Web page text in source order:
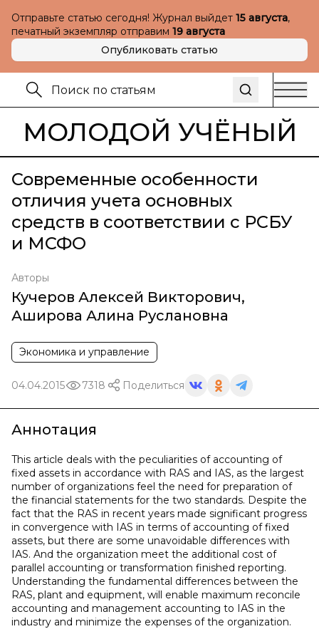
Отправьте статью сегодня! Журнал выйдет 15 августа,
печатный экземпляр отправим 19 августа
Опубликовать статью
МОЛОДОЙ УЧЁНЫЙ
Современные особенности
отличия учета основных
средств в соответствии с РСБУ
и МСФО
Авторы
Кучеров Алексей Викторович,
Аширова Алина Руслановна
Экономика и управление
04.04.2015 7318 Поделиться
Аннотация
This article deals with the peculiarities of accounting of
fixed assets in accordance with RAS and IАS, as the largest
number of organizations feel the need for preparation of
the financial statements for the two standards. Despite the
fact that the RAS in recent years made significant progress
in convergence with IАS in terms of accounting of fixed
assets, but there are some unavoidable differences with
IАS. And the organization meet the additional cost of
parallel accounting or transformation finished reporting.
Understanding the fundamental differences between the
RAS, plant and equipment, will enable maximum reconcile
accounting and management accounting to IАS in the
industry and minimize the expenses of the organization.